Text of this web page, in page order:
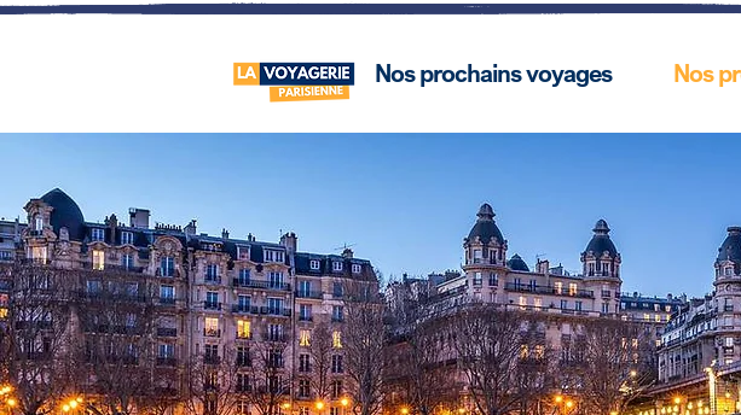
Nos prochains voyages Nos